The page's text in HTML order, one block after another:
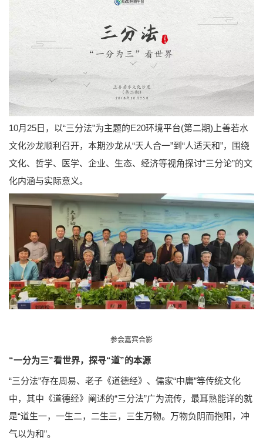
10月25日，以“三分法”为主题的E20环境平台(第二期)上善若水
文化沙龙顺利召开，本期沙龙从“天人合一”到“人适天和”，围绕
文化、哲学、医学、企业、生态、经济等视角探讨“三分论”的文
化内涵与实际意义。
参会嘉宾合影
“一分为三”看世界，探寻“道”的本源
“三分法”存在周易、老子《道德经》、儒家“中庸”等传统文化
中，其中《道德经》阐述的“三分法”广为流传，最耳熟能详的就
是“道生一，一生二，二生三，三生万物。万物负阴而抱阳，冲
气以为和”。